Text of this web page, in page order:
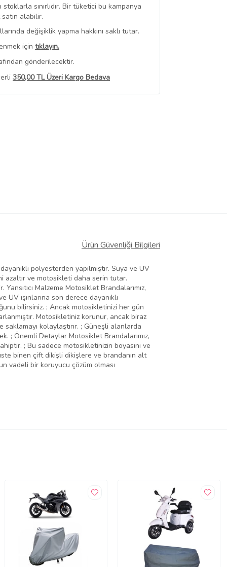
stoklarla sınırlıdır. Bir tüketici bu kampanya
alabilir.
değişiklik yapma hakkını saklı tutar.
için tıklayın.
gönderilecektir.
350,00 TL Üzeri Kargo Bedava
Ürün Güvenliği Bilgileri
polyesterden yapılmıştır. Suya ve UV
azaltır ve motosikleti daha serin tutar.
Malzeme Motosiklet Brandalarımız,
ışınlarına son derece dayanıklı
bilirsiniz. ; Ancak motosikletinizi her gün
Motosikletiniz korunur, ancak biraz
kolaylaştırır. ; Güneşli alanlarda
; Önemli Detaylar Motosiklet Brandalarımız,
; Bu sadece motosikletinizin boyasını ve
binen çift dikişli dikişlere ve brandanın alt
vadeli bir koruyucu çözüm olması